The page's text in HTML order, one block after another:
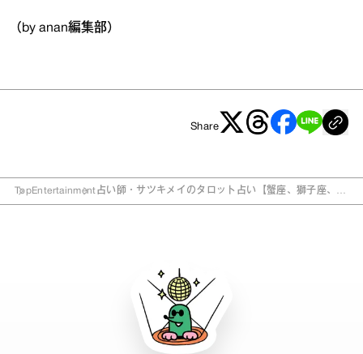
（by anan編集部）
Share
TopEntertainment占い師・サツキメイのタロット占い【蟹座、獅子座、乙